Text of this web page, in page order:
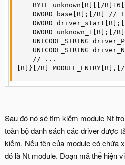
BYTE unknown[B][[/
DWORD base[B];[/B] //
DWORD
DWORD unknown_1[B];[/
UNICODE_STRING
UNICODE_STRING
    // ...
[B]}[/B]
Sau đó nó sẽ tìm kiếm module Nt
toàn bộ danh sách các driver được
kiếm. Nếu tên của module có chứa
đó là Nt module. Đoạn mã thể hiện